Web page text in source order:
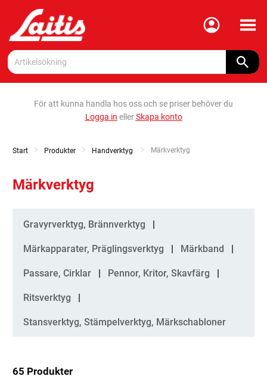
Meny
För att kunna handla hos oss och se priser behöver du
Logga in ellerSkapa konto
Start Produkter Handverktyg Current:
Märkverktyg
Märkverktyg
Kategorier
Gravyrverktyg, Brännverktyg
Märkapparater, Präglingsverktyg Märkband
Passare, Cirklar Pennor, Kritor, Skavfärg
Ritsverktyg
Stansverktyg, Stämpelverktyg, Märkschabloner
65 Produkter